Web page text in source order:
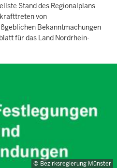
Stand des Regionalplans
von
Bekanntmachungen
für das Land Nordrhein-
Bezirksregierung Münster